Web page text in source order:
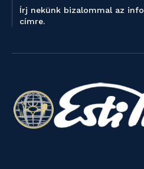
Írj nekünk bizalommal az
címre.